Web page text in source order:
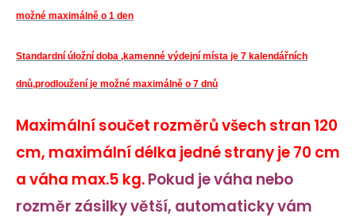
možné maximálně o 1 den
Standardní úložní doba ,kamenné výdejní místa je 7 kalendářních
dnů,prodloužení je možné maximálně o 7 dnů
Maximální součet rozměrů všech stran 120
cm, maximální délka jedné strany je 70 cm
a váha max.5 kg.Pokud je váha nebo
rozměr zásilky větší, automaticky vám